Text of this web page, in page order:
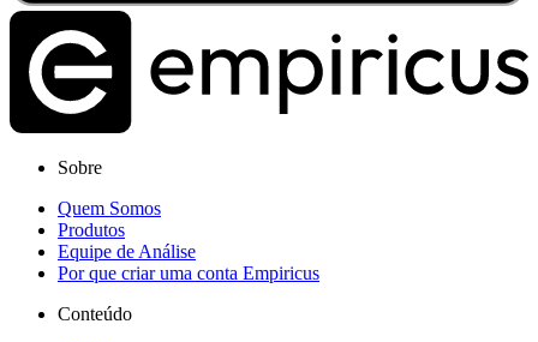
Sobre
Quem Somos
Produtos
Equipe de Análise
Por que criar uma conta Empiricus
Conteúdo